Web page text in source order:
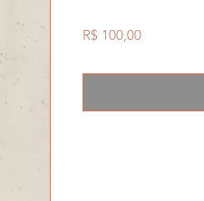
R$ 100,00Preço